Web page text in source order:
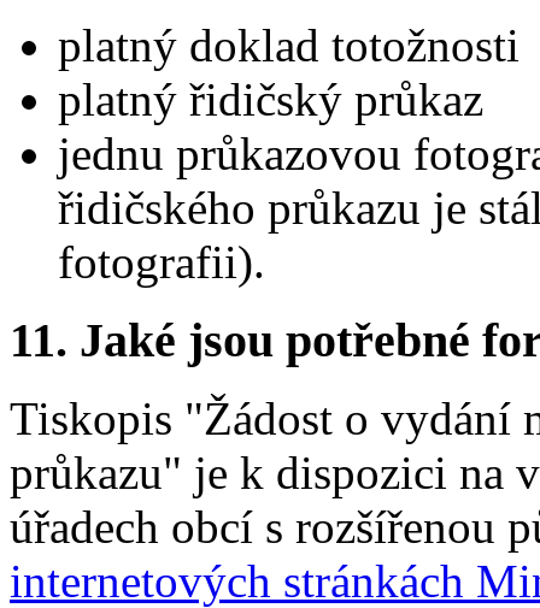
platný doklad totožnosti
platný řidičský průkaz
jednu průkazovou
řidičského průkazu je
fotografii).
11. Jaké jsou potřebné
Tiskopis "Žádost o vydání
průkazu" je k dispozici na
úřadech obcí s rozšířenou
internetových stránkách